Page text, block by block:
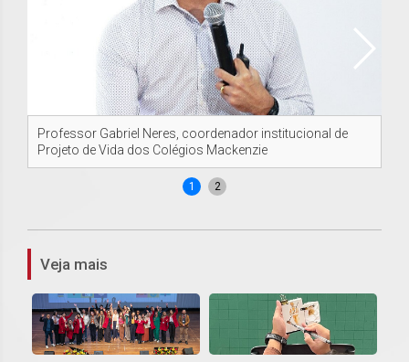
Professor Gabriel Neres, coordenador institucional de
Projeto de Vida dos Colégios Mackenzie
1 2
Veja mais